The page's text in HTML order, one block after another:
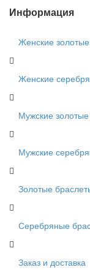
Информация
Женские
Женские
Мужские
Мужские
Золотые
Серебряные
Заказ и доставка